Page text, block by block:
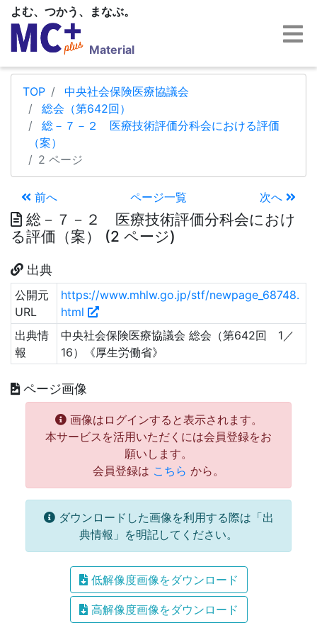
よむ、つかう、まなぶ。
Material
TOP
中央社会保険医療協議会
総会（第642回）
総－７－２ 医療技術評価分科会における評価
（案）
2 ページ
前へ ページ一覧 次へ
総－７－２ 医療技術評価分科会におけ
る評価（案） (2 ページ)
出典
公開元
URL
https://www.mhlw.go.jp/stf/newpage_68748.
html
出典情
報
中央社会保険医療協議会 総会（第642回 1／
16）《厚生労働省》
ページ画像
画像はログインすると表示されます。
本サービスを活用いただくには会員登録をお
願いします。
会員登録は こちら から。
ダウンロードした画像を利用する際は「出
典情報」を明記してください。
低解像度画像をダウンロード
高解像度画像をダウンロード